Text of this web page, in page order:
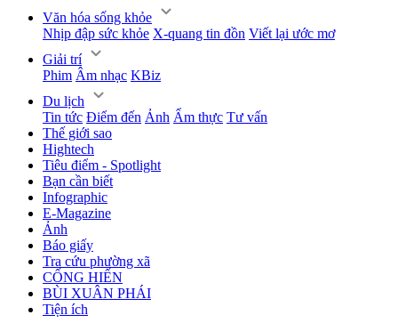
Văn hóa sống khỏe
Nhịp đập sức khỏe X-quang tin đồn Viết lại ước mơ
Giải trí
Phim Âm nhạc KBiz
Du lịch
Tin tức Điểm đến Ảnh Ẩm thực Tư vấn
Thế giới sao
Hightech
Tiêu điểm - Spotlight
Bạn cần biết
Infographic
E-Magazine
Ảnh
Báo giấy
Tra cứu phường xã
CỐNG HIẾN
BÙI XUÂN PHÁI
Tiện ích